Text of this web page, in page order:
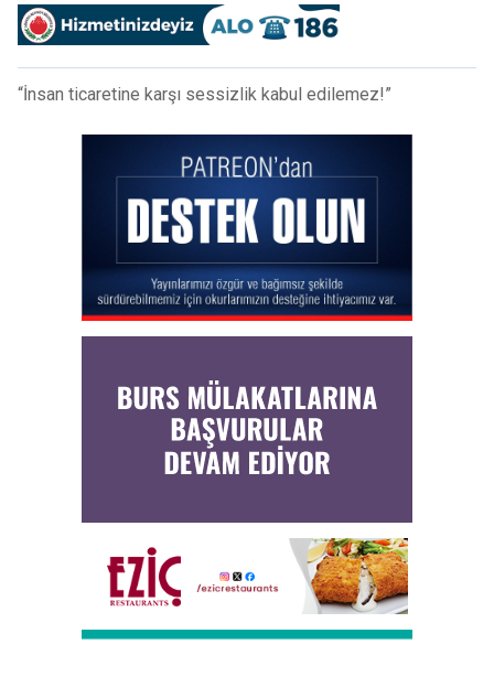
“İnsan ticaretine karşı sessizlik kabul edilemez!”